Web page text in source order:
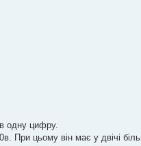
одну цифру.
При цьому він має у двічі